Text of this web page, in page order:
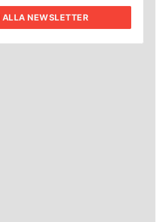
ALLA NEWSLETTER